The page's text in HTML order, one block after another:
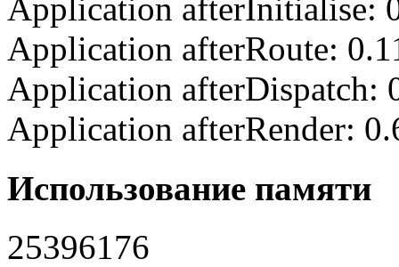
Application afterInitialise:
Application afterRoute:
Application afterDispatch:
Application afterRender:
Использование памяти
25396176